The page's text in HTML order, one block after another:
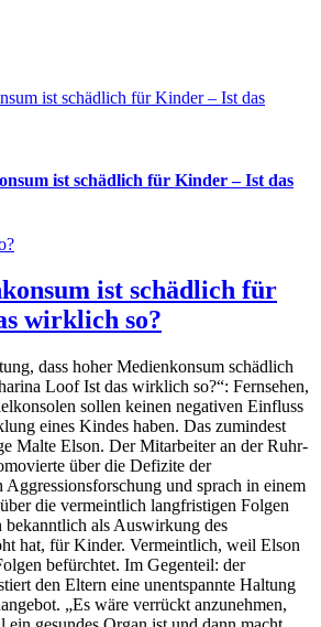
ist schädlich für Kinder – Ist das
ist schädlich für Kinder – Ist das
ist schädlich für
wirklich so?
dass hoher Medienkonsum schädlich
Loof Ist das wirklich so?“: Fernsehen,
sollen keinen negativen Einfluss
eines Kindes haben. Das zumindest
Malte Elson. Der Mitarbeiter an der Ruhr-
über die Defizite der
Aggressionsforschung und sprach in einem
die vermeintlich langfristigen Folgen
bekanntlich als Auswirkung des
hat, für Kinder. Vermeintlich, weil Elson
befürchtet. Im Gegenteil: der
den Eltern eine unentspannte Haltung
„Es wäre verrückt anzunehmen,